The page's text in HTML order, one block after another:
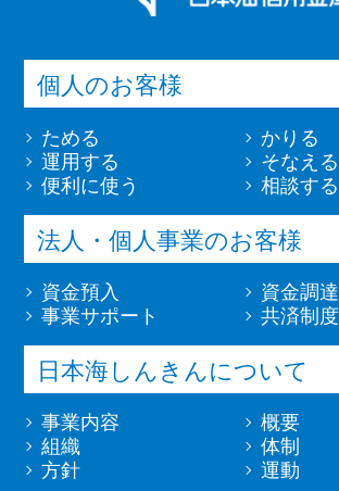
個人のお客様
ためる
かりる
運用する
そなえる
便利に使う
相談する
法人・個人事業のお客様
資金預入
資金調達
事業サポート
共済制度
日本海しんきんについて
事業内容
概要
組織
体制
方針
運動